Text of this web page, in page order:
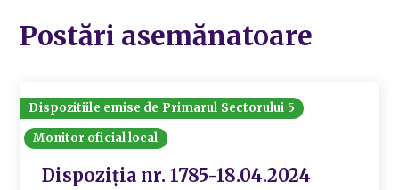
Postări asemănatoare
Dispozitiile emise de Primarul Sectorului 5
Monitor oficial local
Dispoziția nr. 1785-18.04.2024